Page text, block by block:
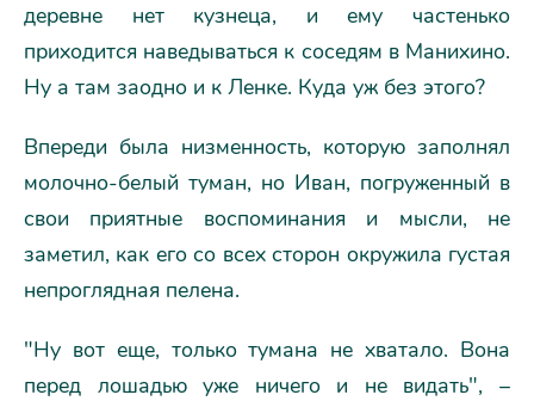
деревне нет кузнеца, и ему частенько
приходится наведываться к соседям в Манихино.
Ну а там заодно и к Ленке. Куда уж без этого?
Впереди была низменность, которую заполнял
молочно-белый туман, но Иван, погруженный в
свои приятные воспоминания и мысли, не
заметил, как его со всех сторон окружила густая
непроглядная пелена.
"Ну вот еще, только тумана не хватало. Вона
перед лошадью уже ничего и не видать", –